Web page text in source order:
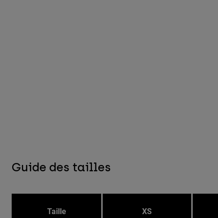
Guide des tailles
Taille XS